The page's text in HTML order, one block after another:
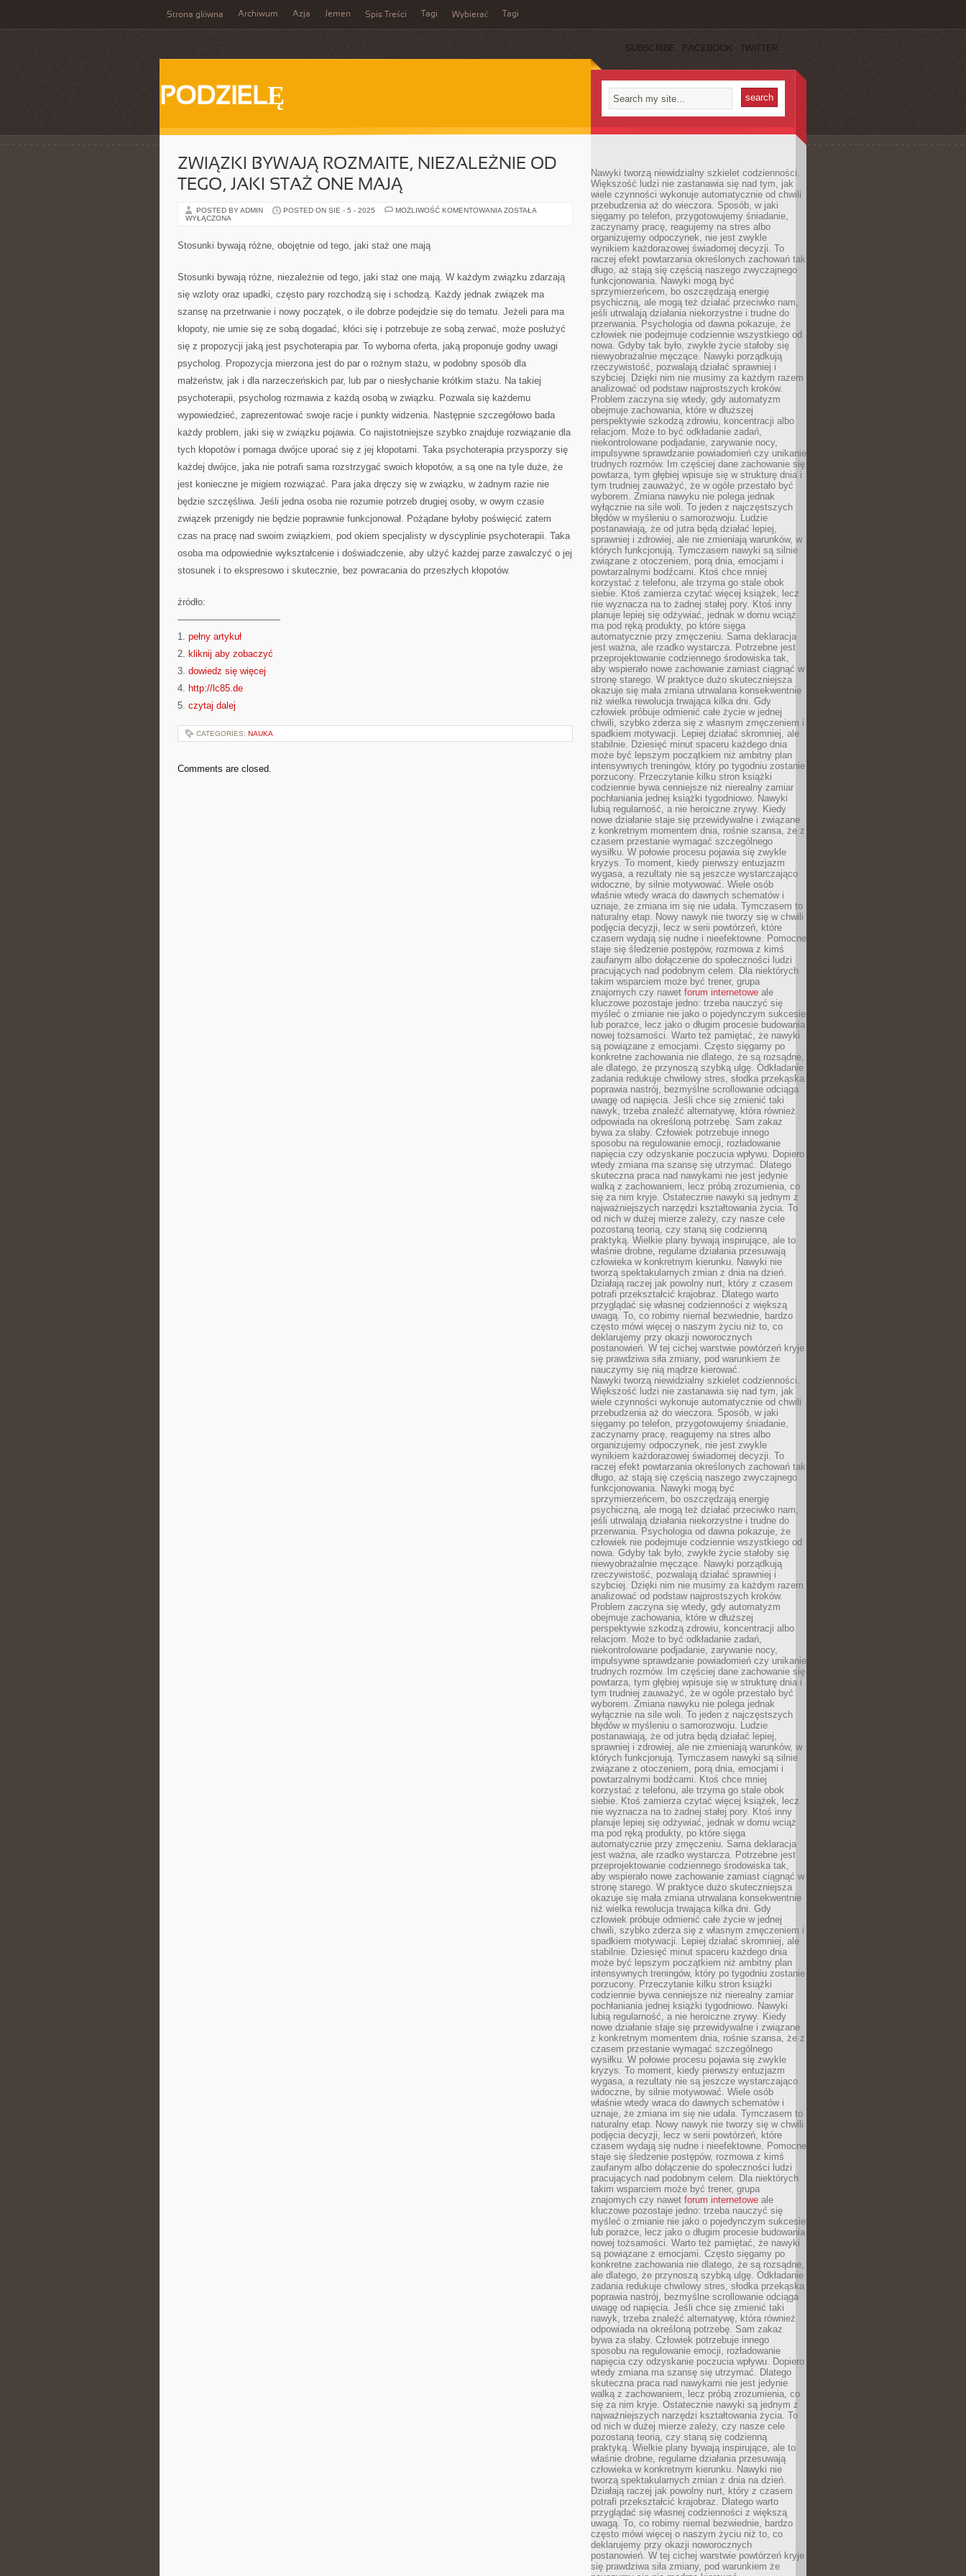
Strona główna Archiwum Azja Jemen Spis Treści Tagi Wybierać Tagi
SUBSCRIBE FACEBOOK TWITTER
PODZIELĘ
ZWIĄZKI BYWAJĄ ROZMAITE, NIEZALEŻNIE OD
TEGO, JAKI STAŻ ONE MAJĄ
POSTED BY ADMIN POSTED ON SIE - 5 - 2025 MOŻLIWOŚĆ KOMENTOWANIA ZWIĄZKI
ONE
MAJĄ
ZOSTAŁA
WYŁĄCZONA
Stosunki bywają różne, obojętnie od tego, jaki staż one mają
Stosunki bywają różne, niezależnie od tego, jaki staż one mają. W każdym związku zdarzają
się wzloty oraz upadki, często pary rozchodzą się i schodzą. Każdy jednak związek ma
szansę na przetrwanie i nowy początek, o ile dobrze podejdzie się do tematu. Jeżeli para ma
kłopoty, nie umie się ze sobą dogadać, kłóci się i potrzebuje ze sobą zerwać, może posłużyć
się z propozycji jaką jest psychoterapia par. To wyborna oferta, jaką proponuje godny uwagi
psycholog. Propozycja mierzona jest do par o rożnym stażu, w podobny sposób dla
małżeństw, jak i dla narzeczeńskich par, lub par o niesłychanie krótkim stażu. Na takiej
psychoterapii, psycholog rozmawia z każdą osobą w związku. Pozwala się każdemu
wypowiedzieć, zaprezentować swoje racje i punkty widzenia. Następnie szczegółowo bada
każdy problem, jaki się w związku pojawia. Co najistotniejsze szybko znajduje rozwiązanie dla
tych kłopotów i pomaga dwójce uporać się z jej kłopotami. Taka psychoterapia przysporzy się
każdej dwójce, jaka nie potrafi sama rozstrzygać swoich kłopotów, a są one na tyle duże, że
jest konieczne je migiem rozwiązać. Para jaka dręczy się w związku, w żadnym razie nie
będzie szczęśliwa. Jeśli jedna osoba nie rozumie potrzeb drugiej osoby, w owym czasie
związek przenigdy nie będzie poprawnie funkcjonował. Pożądane byłoby poświęcić zatem
czas na pracę nad swoim związkiem, pod okiem specjalisty w dyscyplinie psychoterapii. Taka
osoba ma odpowiednie wykształcenie i doświadczenie, aby ulżyć każdej parze zawalczyć o jej
stosunek i to ekspresowo i skutecznie, bez powracania do przeszłych kłopotów.
źródło:
———————————
1. pełny artykuł
2. kliknij aby zobaczyć
3. dowiedz się więcej
4. http://lc85.de
5. czytaj dalej
CATEGORIES: NAUKA
Comments are closed.
Nawyki tworzą niewidzialny szkielet codzienności.
Większość ludzi nie zastanawia się nad tym, jak
wiele czynności wykonuje automatycznie od chwili
przebudzenia aż do wieczora. Sposób, w jaki
sięgamy po telefon, przygotowujemy śniadanie,
zaczynamy pracę, reagujemy na stres albo
organizujemy odpoczynek, nie jest zwykle
wynikiem każdorazowej świadomej decyzji. To
raczej efekt powtarzania określonych zachowań tak
długo, aż stają się częścią naszego zwyczajnego
funkcjonowania. Nawyki mogą być
sprzymierzeńcem, bo oszczędzają energię
psychiczną, ale mogą też działać przeciwko nam,
jeśli utrwalają działania niekorzystne i trudne do
przerwania. Psychologia od dawna pokazuje, że
człowiek nie podejmuje codziennie wszystkiego od
nowa. Gdyby tak było, zwykłe życie stałoby się
niewyobrażalnie męczące. Nawyki porządkują
rzeczywistość, pozwalają działać sprawniej i
szybciej. Dzięki nim nie musimy za każdym razem
analizować od podstaw najprostszych kroków.
Problem zaczyna się wtedy, gdy automatyzm
obejmuje zachowania, które w dłuższej
perspektywie szkodzą zdrowiu, koncentracji albo
relacjom. Może to być odkładanie zadań,
niekontrolowane podjadanie, zarywanie nocy,
impulsywne sprawdzanie powiadomień czy unikanie
trudnych rozmów. Im częściej dane zachowanie się
powtarza, tym głębiej wpisuje się w strukturę dnia i
tym trudniej zauważyć, że w ogóle przestało być
wyborem. Zmiana nawyku nie polega jednak
wyłącznie na sile woli. To jeden z najczęstszych
błędów w myśleniu o samorozwoju. Ludzie
postanawiają, że od jutra będą działać lepiej,
sprawniej i zdrowiej, ale nie zmieniają warunków, w
których funkcjonują. Tymczasem nawyki są silnie
związane z otoczeniem, porą dnia, emocjami i
powtarzalnymi bodźcami. Ktoś chce mniej
korzystać z telefonu, ale trzyma go stale obok
siebie. Ktoś zamierza czytać więcej książek, lecz
nie wyznacza na to żadnej stałej pory. Ktoś inny
planuje lepiej się odżywiać, jednak w domu wciąż
ma pod ręką produkty, po które sięga
automatycznie przy zmęczeniu. Sama deklaracja
jest ważna, ale rzadko wystarcza. Potrzebne jest
przeprojektowanie codziennego środowiska tak,
aby wspierało nowe zachowanie zamiast ciągnąć w
stronę starego. W praktyce dużo skuteczniejsza
okazuje się mała zmiana utrwalana konsekwentnie
niż wielka rewolucja trwająca kilka dni. Gdy
człowiek próbuje odmienić całe życie w jednej
chwili, szybko zderza się z własnym zmęczeniem i
spadkiem motywacji. Lepiej działać skromniej, ale
stabilnie. Dziesięć minut spaceru każdego dnia
może być lepszym początkiem niż ambitny plan
intensywnych treningów, który po tygodniu zostanie
porzucony. Przeczytanie kilku stron książki
codziennie bywa cenniejsze niż nierealny zamiar
pochłaniania jednej książki tygodniowo. Nawyki
lubią regularność, a nie heroiczne zrywy. Kiedy
nowe działanie staje się przewidywalne i związane
z konkretnym momentem dnia, rośnie szansa, że z
czasem przestanie wymagać szczególnego
wysiłku. W połowie procesu pojawia się zwykle
kryzys. To moment, kiedy pierwszy entuzjazm
wygasa, a rezultaty nie są jeszcze wystarczająco
widoczne, by silnie motywować. Wiele osób
właśnie wtedy wraca do dawnych schematów i
uznaje, że zmiana im się nie udała. Tymczasem to
naturalny etap. Nowy nawyk nie tworzy się w chwili
podjęcia decyzji, lecz w serii powtórzeń, które
czasem wydają się nudne i nieefektowne. Pomocne
staje się śledzenie postępów, rozmowa z kimś
zaufanym albo dołączenie do społeczności ludzi
pracujących nad podobnym celem. Dla niektórych
takim wsparciem może być trener, grupa
znajomych czy nawet forum internetowe ale
kluczowe pozostaje jedno: trzeba nauczyć się
myśleć o zmianie nie jako o pojedynczym sukcesie
lub porażce, lecz jako o długim procesie budowania
nowej tożsamości. Warto też pamiętać, że nawyki
są powiązane z emocjami. Często sięgamy po
konkretne zachowania nie dlatego, że są rozsądne,
ale dlatego, że przynoszą szybką ulgę. Odkładanie
zadania redukuje chwilowy stres, słodka przekąska
poprawia nastrój, bezmyślne scrollowanie odciąga
uwagę od napięcia. Jeśli chce się zmienić taki
nawyk, trzeba znaleźć alternatywę, która również
odpowiada na określoną potrzebę. Sam zakaz
bywa za słaby. Człowiek potrzebuje innego
sposobu na regulowanie emocji, rozładowanie
napięcia czy odzyskanie poczucia wpływu. Dopiero
wtedy zmiana ma szansę się utrzymać. Dlatego
skuteczna praca nad nawykami nie jest jedynie
walką z zachowaniem, lecz próbą zrozumienia, co
się za nim kryje. Ostatecznie nawyki są jednym z
najważniejszych narzędzi kształtowania życia. To
od nich w dużej mierze zależy, czy nasze cele
pozostaną teorią, czy staną się codzienną
praktyką. Wielkie plany bywają inspirujące, ale to
właśnie drobne, regularne działania przesuwają
człowieka w konkretnym kierunku. Nawyki nie
tworzą spektakularnych zmian z dnia na dzień.
Działają raczej jak powolny nurt, który z czasem
potrafi przekształcić krajobraz. Dlatego warto
przyglądać się własnej codzienności z większą
uwagą. To, co robimy niemal bezwiednie, bardzo
często mówi więcej o naszym życiu niż to, co
deklarujemy przy okazji noworocznych
postanowień. W tej cichej warstwie powtórzeń kryje
się prawdziwa siła zmiany, pod warunkiem że
nauczymy się nią mądrze kierować.
Nawyki tworzą niewidzialny szkielet codzienności.
Większość ludzi nie zastanawia się nad tym, jak
wiele czynności wykonuje automatycznie od chwili
przebudzenia aż do wieczora. Sposób, w jaki
sięgamy po telefon, przygotowujemy śniadanie,
zaczynamy pracę, reagujemy na stres albo
organizujemy odpoczynek, nie jest zwykle
wynikiem każdorazowej świadomej decyzji. To
raczej efekt powtarzania określonych zachowań tak
długo, aż stają się częścią naszego zwyczajnego
funkcjonowania. Nawyki mogą być
sprzymierzeńcem, bo oszczędzają energię
psychiczną, ale mogą też działać przeciwko nam,
jeśli utrwalają działania niekorzystne i trudne do
przerwania. Psychologia od dawna pokazuje, że
człowiek nie podejmuje codziennie wszystkiego od
nowa. Gdyby tak było, zwykłe życie stałoby się
niewyobrażalnie męczące. Nawyki porządkują
rzeczywistość, pozwalają działać sprawniej i
szybciej. Dzięki nim nie musimy za każdym razem
analizować od podstaw najprostszych kroków.
Problem zaczyna się wtedy, gdy automatyzm
obejmuje zachowania, które w dłuższej
perspektywie szkodzą zdrowiu, koncentracji albo
relacjom. Może to być odkładanie zadań,
niekontrolowane podjadanie, zarywanie nocy,
impulsywne sprawdzanie powiadomień czy unikanie
trudnych rozmów. Im częściej dane zachowanie się
powtarza, tym głębiej wpisuje się w strukturę dnia i
tym trudniej zauważyć, że w ogóle przestało być
wyborem. Zmiana nawyku nie polega jednak
wyłącznie na sile woli. To jeden z najczęstszych
błędów w myśleniu o samorozwoju. Ludzie
postanawiają, że od jutra będą działać lepiej,
sprawniej i zdrowiej, ale nie zmieniają warunków, w
których funkcjonują. Tymczasem nawyki są silnie
związane z otoczeniem, porą dnia, emocjami i
powtarzalnymi bodźcami. Ktoś chce mniej
korzystać z telefonu, ale trzyma go stale obok
siebie. Ktoś zamierza czytać więcej książek, lecz
nie wyznacza na to żadnej stałej pory. Ktoś inny
planuje lepiej się odżywiać, jednak w domu wciąż
ma pod ręką produkty, po które sięga
automatycznie przy zmęczeniu. Sama deklaracja
jest ważna, ale rzadko wystarcza. Potrzebne jest
przeprojektowanie codziennego środowiska tak,
aby wspierało nowe zachowanie zamiast ciągnąć w
stronę starego. W praktyce dużo skuteczniejsza
okazuje się mała zmiana utrwalana konsekwentnie
niż wielka rewolucja trwająca kilka dni. Gdy
człowiek próbuje odmienić całe życie w jednej
chwili, szybko zderza się z własnym zmęczeniem i
spadkiem motywacji. Lepiej działać skromniej, ale
stabilnie. Dziesięć minut spaceru każdego dnia
może być lepszym początkiem niż ambitny plan
intensywnych treningów, który po tygodniu zostanie
porzucony. Przeczytanie kilku stron książki
codziennie bywa cenniejsze niż nierealny zamiar
pochłaniania jednej książki tygodniowo. Nawyki
lubią regularność, a nie heroiczne zrywy. Kiedy
nowe działanie staje się przewidywalne i związane
z konkretnym momentem dnia, rośnie szansa, że z
czasem przestanie wymagać szczególnego
wysiłku. W połowie procesu pojawia się zwykle
kryzys. To moment, kiedy pierwszy entuzjazm
wygasa, a rezultaty nie są jeszcze wystarczająco
widoczne, by silnie motywować. Wiele osób
właśnie wtedy wraca do dawnych schematów i
uznaje, że zmiana im się nie udała. Tymczasem to
naturalny etap. Nowy nawyk nie tworzy się w chwili
podjęcia decyzji, lecz w serii powtórzeń, które
czasem wydają się nudne i nieefektowne. Pomocne
staje się śledzenie postępów, rozmowa z kimś
zaufanym albo dołączenie do społeczności ludzi
pracujących nad podobnym celem. Dla niektórych
takim wsparciem może być trener, grupa
znajomych czy nawet forum internetowe ale
kluczowe pozostaje jedno: trzeba nauczyć się
myśleć o zmianie nie jako o pojedynczym sukcesie
lub porażce, lecz jako o długim procesie budowania
nowej tożsamości. Warto też pamiętać, że nawyki
są powiązane z emocjami. Często sięgamy po
konkretne zachowania nie dlatego, że są rozsądne,
ale dlatego, że przynoszą szybką ulgę. Odkładanie
zadania redukuje chwilowy stres, słodka przekąska
poprawia nastrój, bezmyślne scrollowanie odciąga
uwagę od napięcia. Jeśli chce się zmienić taki
nawyk, trzeba znaleźć alternatywę, która również
odpowiada na określoną potrzebę. Sam zakaz
bywa za słaby. Człowiek potrzebuje innego
sposobu na regulowanie emocji, rozładowanie
napięcia czy odzyskanie poczucia wpływu. Dopiero
wtedy zmiana ma szansę się utrzymać. Dlatego
skuteczna praca nad nawykami nie jest jedynie
walką z zachowaniem, lecz próbą zrozumienia, co
się za nim kryje. Ostatecznie nawyki są jednym z
najważniejszych narzędzi kształtowania życia. To
od nich w dużej mierze zależy, czy nasze cele
pozostaną teorią, czy staną się codzienną
praktyką. Wielkie plany bywają inspirujące, ale to
właśnie drobne, regularne działania przesuwają
człowieka w konkretnym kierunku. Nawyki nie
tworzą spektakularnych zmian z dnia na dzień.
Działają raczej jak powolny nurt, który z czasem
potrafi przekształcić krajobraz. Dlatego warto
przyglądać się własnej codzienności z większą
uwagą. To, co robimy niemal bezwiednie, bardzo
często mówi więcej o naszym życiu niż to, co
deklarujemy przy okazji noworocznych
postanowień. W tej cichej warstwie powtórzeń kryje
się prawdziwa siła zmiany, pod warunkiem że